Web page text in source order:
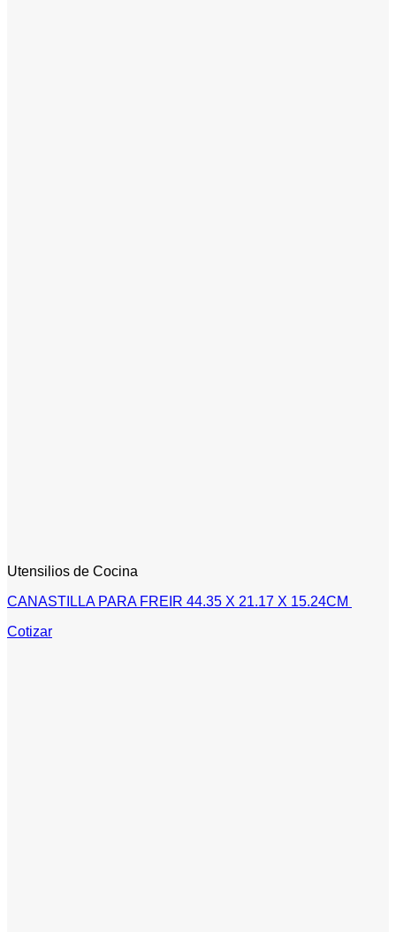
Utensilios de Cocina
CANASTILLA PARA FREIR 44.35 X 21.17 X 15.24CM
Cotizar